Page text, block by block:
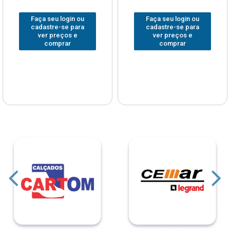
Faça seu login ou
cadastre-se para
ver preços e
comprar
Faça seu login ou
cadastre-se para
ver preços e
comprar